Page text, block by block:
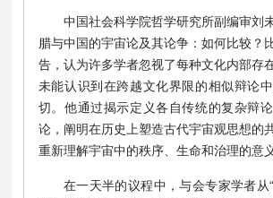
中国社会科学院哲学研究所副编审刘
腊与中国的宇宙论及其论争：如何比较？
告，认为许多学者忽视了每种文化内部存
未能认识到在跨越文化界限的相似辩论
切。他通过揭示定义各自传统的复杂辩
论，阐明在历史上塑造古代宇宙观思想的
重新理解宇宙中的秩序、生命和治理的意义
在一天半的议程中，与会专家学者从